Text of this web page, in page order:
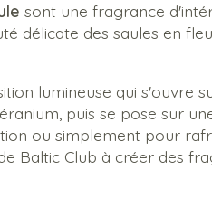
sont une fragrance
délicate des saules en
lumineuse qui s'ouvre
puis se pose sur
ou simplement pour
Baltic Club à créer des